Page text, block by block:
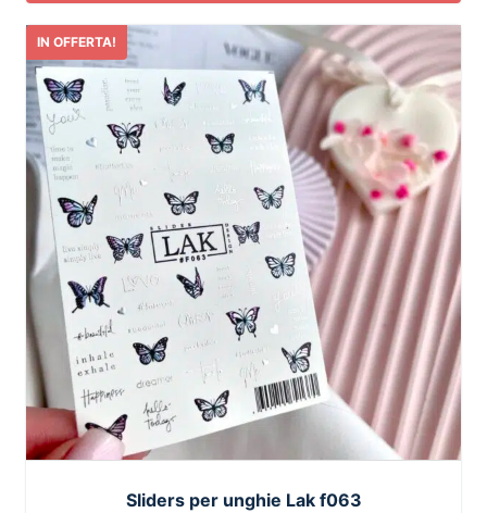
IN OFFERTA!
Sliders per unghie Lak f063